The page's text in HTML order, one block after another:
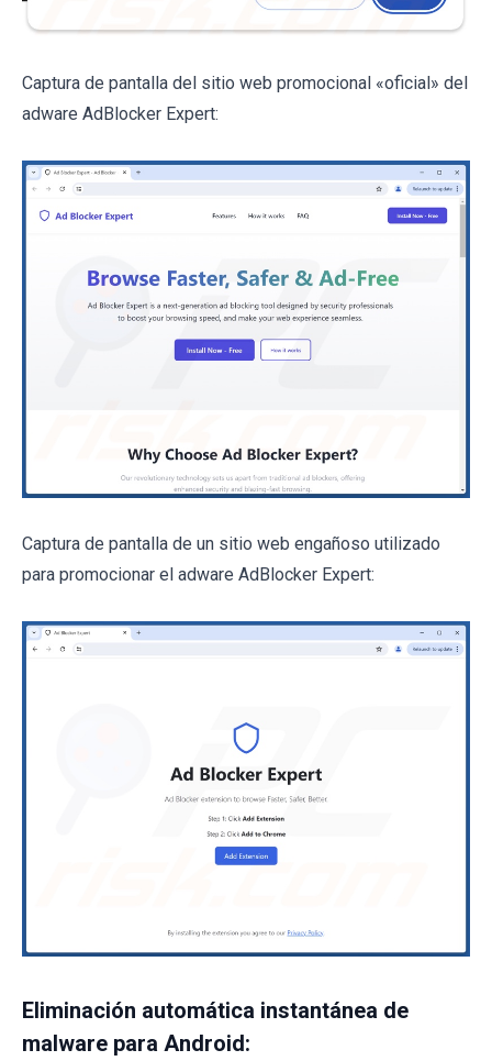
Captura de pantalla del sitio web promocional «oficial» del
adware AdBlocker Expert:
Captura de pantalla de un sitio web engañoso utilizado
para promocionar el adware AdBlocker Expert:
Eliminación automática instantánea de
malware para Android: